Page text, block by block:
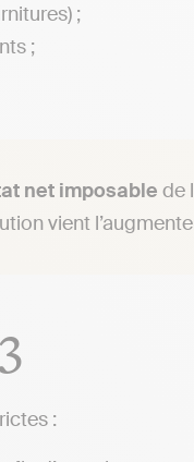
;
;
net imposable de
vient
: